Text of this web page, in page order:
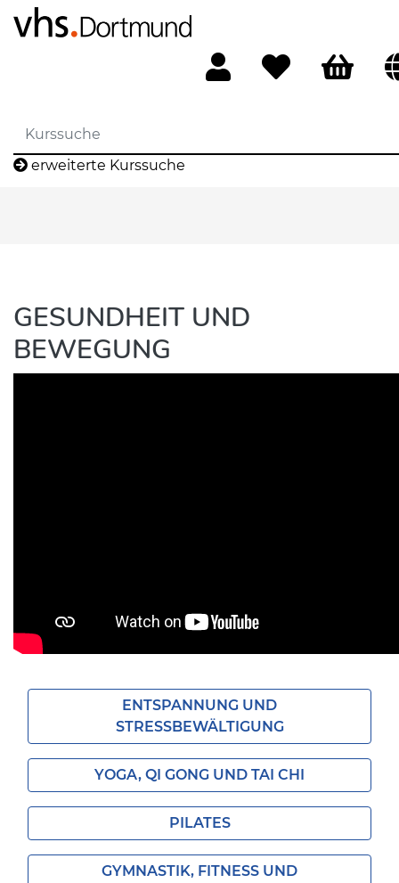
erweiterte Kurssuche
GESUNDHEIT UND
BEWEGUNG
ENTSPANNUNG UND
STRESSBEWÄLTIGUNG
YOGA, QI GONG UND TAI CHI
PILATES
GYMNASTIK, FITNESS UND